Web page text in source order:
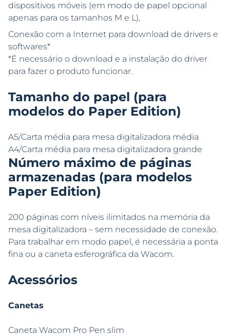
dispositivos móveis (em modo de papel opcional
apenas para os tamanhos M e L),
Conexão com a Internet para download de drivers e
softwares*
*É necessário o download e a instalação do driver
para fazer o produto funcionar.
Tamanho do papel (para
modelos do Paper Edition)
A5/Carta média para mesa digitalizadora média
A4/Carta média para mesa digitalizadora grande
Número máximo de páginas
armazenadas (para modelos
Paper Edition)
200 páginas com níveis ilimitados na memória da
mesa digitalizadora – sem necessidade de conexão.
Para trabalhar em modo papel, é necessária a ponta
fina ou a caneta esferográfica da Wacom.
Acessórios
Canetas
Caneta Wacom Pro Pen slim